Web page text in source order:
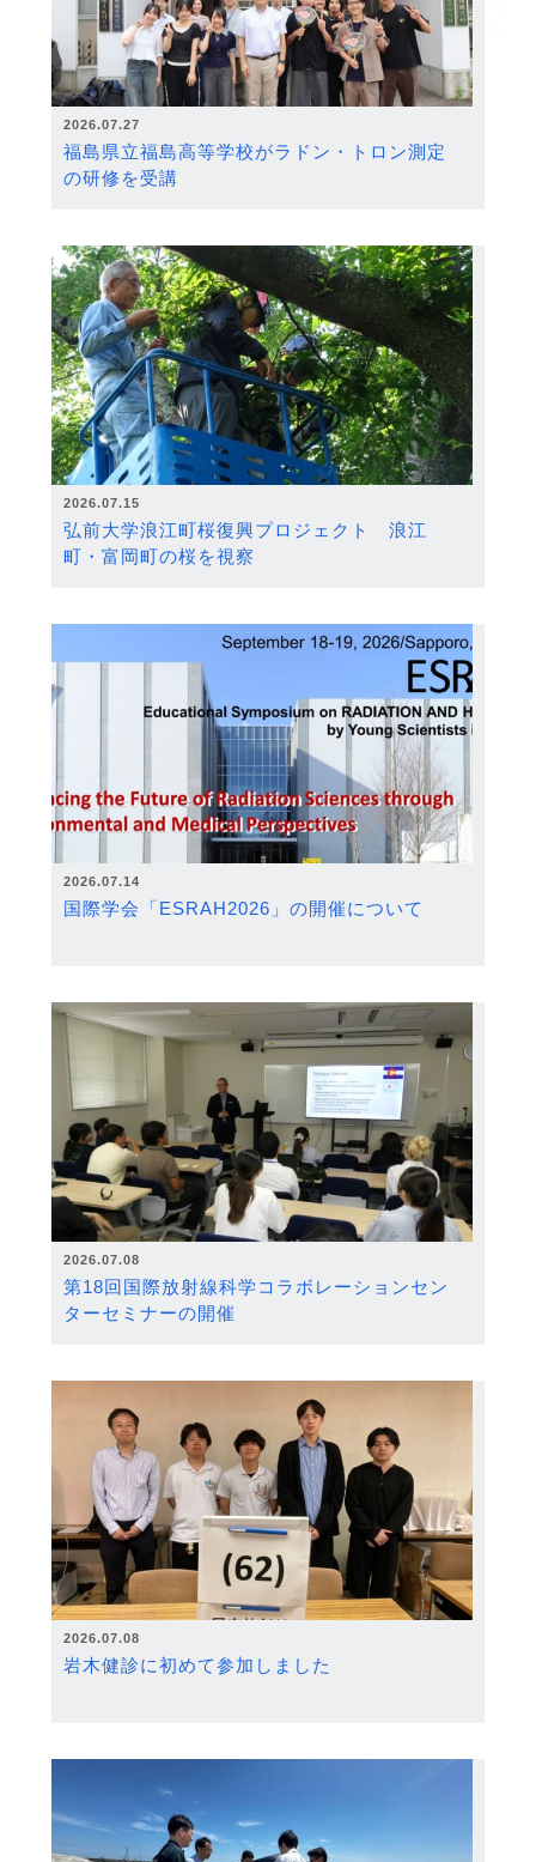
2026.07.27
福島県立福島高等学校がラドン・トロン測定
の研修を受講
2026.07.15
弘前大学浪江町桜復興プロジェクト 浪江
町・富岡町の桜を視察
2026.07.14
国際学会「ESRAH2026」の開催について
2026.07.08
第18回国際放射線科学コラボレーションセン
ターセミナーの開催
2026.07.08
岩木健診に初めて参加しました